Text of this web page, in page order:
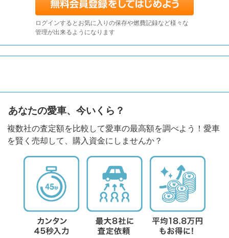
ログインするとお気に入りの保存や燃費記録など様々な
管理が出来るようになります
あなたの愛車、今いくら？
複数社の査定額を比較して愛車の最高額を調べよう！愛車
を賢く売却して、購入資金にしませんか？